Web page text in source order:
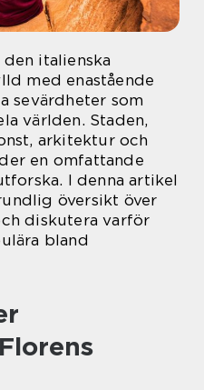
italienska
med enastående
sevärdheter som
världen. Staden,
arkitektur och
en omfattande
I denna artikel
översikt över
diskutera varför
bland